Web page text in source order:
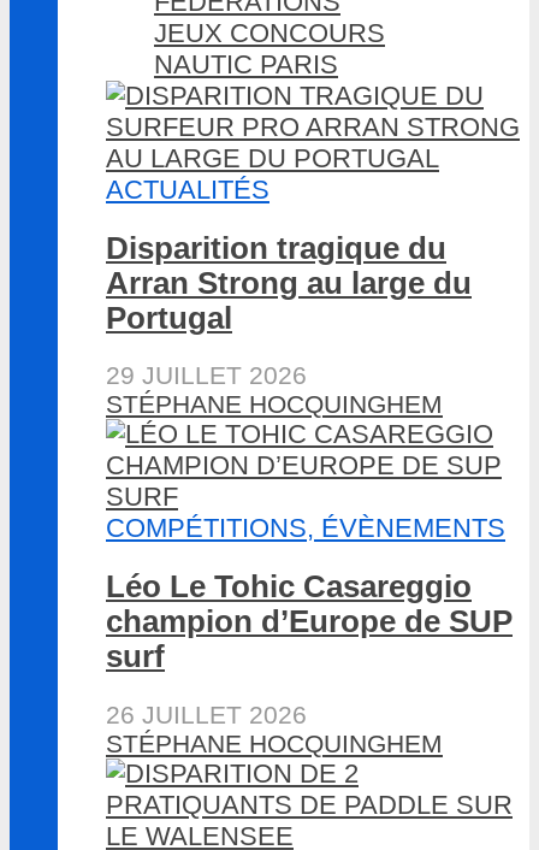
JEUX CONCOURS
NAUTIC PARIS
ACTUALITÉS
Disparition tragique du
Arran Strong au large du
Portugal
29 JUILLET 2026
STÉPHANE HOCQUINGHEM
COMPÉTITIONS, ÉVÈNEMENTS
Léo Le Tohic Casareggio
champion d’Europe de SUP
surf
26 JUILLET 2026
STÉPHANE HOCQUINGHEM